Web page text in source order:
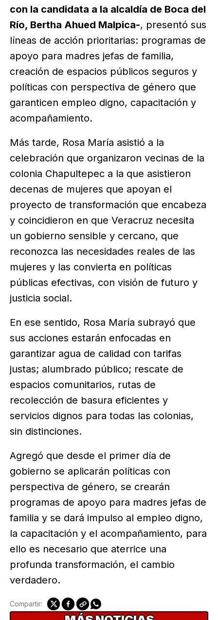
con la candidata a la alcaldía de Boca del
Río, Bertha Ahued Malpica-, presentó sus
líneas de acción prioritarias: programas de
apoyo para madres jefas de familia,
creación de espacios públicos seguros y
políticas con perspectiva de género que
garanticen empleo digno, capacitación y
acompañamiento.
Más tarde, Rosa María asistió a la
celebración que organizaron vecinas de la
colonia Chapultepec a la que asistieron
decenas de mujeres que apoyan el
proyecto de transformación que encabeza
y coincidieron en que Veracruz necesita
un gobierno sensible y cercano, que
reconozca las necesidades reales de las
mujeres y las convierta en políticas
públicas efectivas, con visión de futuro y
justicia social.
En ese sentido, Rosa María subrayó que
sus acciones estarán enfocadas en
garantizar agua de calidad con tarifas
justas; alumbrado público; rescate de
espacios comunitarios, rutas de
recolección de basura eficientes y
servicios dignos para todas las colonias,
sin distinciones.
Agregó que desde el primer día de
gobierno se aplicarán políticas con
perspectiva de género, se crearán
programas de apoyo para madres jefas de
familia y se dará impulso al empleo digno,
la capacitación y el acompañamiento, para
ello es necesario que aterrice una
profunda transformación, el cambio
verdadero.
Compartir: